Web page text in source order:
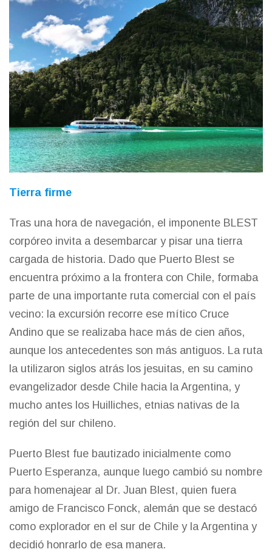
Tierra firme
Tras una hora de navegación, el imponente BLEST
corpóreo invita a desembarcar y pisar una tierra
cargada de historia. Dado que Puerto Blest se
encuentra próximo a la frontera con Chile, formaba
parte de una importante ruta comercial con el país
vecino: la excursión recorre ese mítico Cruce
Andino que se realizaba hace más de cien años,
aunque los antecedentes son más antiguos. La ruta
la utilizaron siglos atrás los jesuitas, en su camino
evangelizador desde Chile hacia la Argentina, y
mucho antes los Huilliches, etnias nativas de la
región del sur chileno.
Puerto Blest fue bautizado inicialmente como
Puerto Esperanza, aunque luego cambió su nombre
para homenajear al Dr. Juan Blest, quien fuera
amigo de Francisco Fonck, alemán que se destacó
como explorador en el sur de Chile y la Argentina y
decidió honrarlo de esa manera.